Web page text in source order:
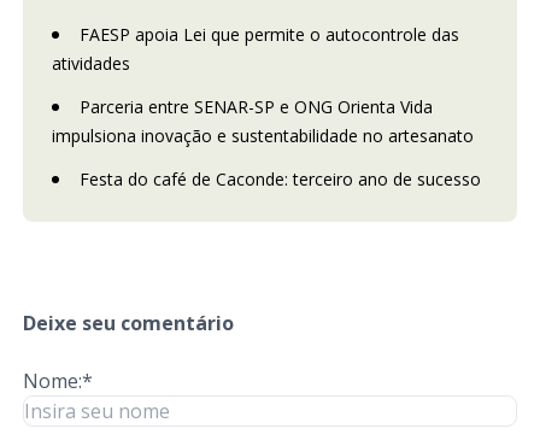
FAESP apoia Lei que permite o autocontrole das
atividades
Parceria entre SENAR-SP e ONG Orienta Vida
impulsiona inovação e sustentabilidade no artesanato
Festa do café de Caconde: terceiro ano de sucesso
Deixe seu comentário
Nome:*